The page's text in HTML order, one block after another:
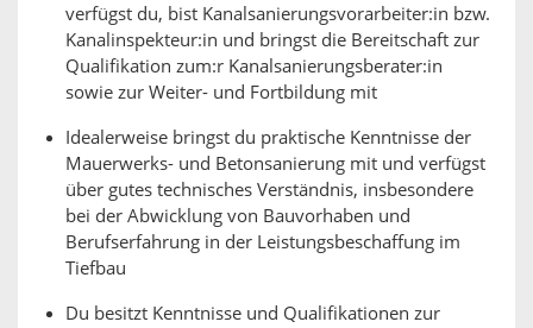
verfügst du, bist Kanalsanierungsvorarbeiter:in bzw.
Kanalinspekteur:in und bringst die Bereitschaft zur
Qualifikation zum:r Kanalsanierungsberater:in
sowie zur Weiter- und Fortbildung mit
Idealerweise bringst du praktische Kenntnisse der
Mauerwerks- und Betonsanierung mit und verfügst
über gutes technisches Verständnis, insbesondere
bei der Abwicklung von Bauvorhaben und
Berufserfahrung in der Leistungsbeschaffung im
Tiefbau
Du besitzt Kenntnisse und Qualifikationen zur